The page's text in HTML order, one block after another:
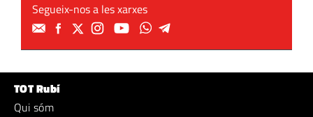
Segueix-nos a les xarxes
TOT Rubí
Qui sóm